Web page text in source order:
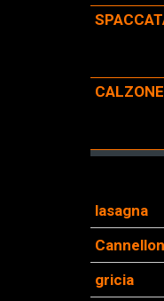
lasagna
gricia